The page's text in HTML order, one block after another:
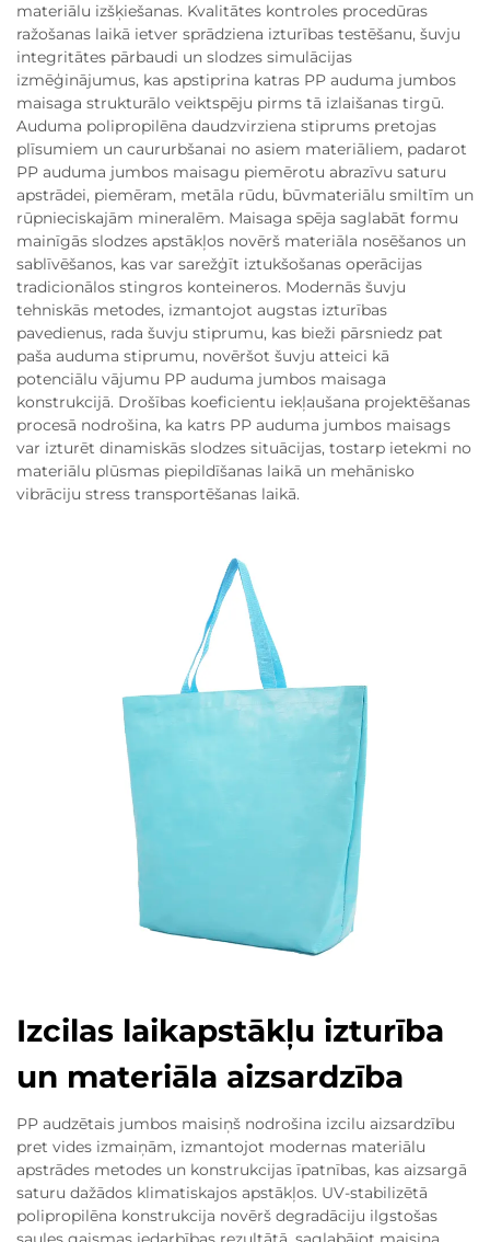
materiālu izšķiešanas. Kvalitātes kontroles procedūras
ražošanas laikā ietver sprādziena izturības testēšanu, šuvju
integritātes pārbaudi un slodzes simulācijas
izmēģinājumus, kas apstiprina katras PP auduma jumbos
maisaga strukturālo veiktspēju pirms tā izlaišanas tirgū.
Auduma polipropilēna daudzvirziena stiprums pretojas
plīsumiem un caururbšanai no asiem materiāliem, padarot
PP auduma jumbos maisagu piemērotu abrazīvu saturu
apstrādei, piemēram, metāla rūdu, būvmateriālu smiltīm un
rūpnieciskajām mineralēm. Maisaga spēja saglabāt formu
mainīgās slodzes apstākļos novērš materiāla nosēšanos un
sablīvēšanos, kas var sarežģīt iztukšošanas operācijas
tradicionālos stingros konteineros. Modernās šuvju
tehniskās metodes, izmantojot augstas izturības
pavedienus, rada šuvju stiprumu, kas bieži pārsniedz pat
paša auduma stiprumu, novēršot šuvju atteici kā
potenciālu vājumu PP auduma jumbos maisaga
konstrukcijā. Drošības koeficientu iekļaušana projektēšanas
procesā nodrošina, ka katrs PP auduma jumbos maisags
var izturēt dinamiskās slodzes situācijas, tostarp ietekmi no
materiālu plūsmas piepildīšanas laikā un mehānisko
vibrāciju stress transportēšanas laikā.
Izcilas laikapstākļu izturība
un materiāla aizsardzība
PP audzētais jumbos maisiņš nodrošina izcilu aizsardzību
pret vides izmaiņām, izmantojot modernas materiālu
apstrādes metodes un konstrukcijas īpatnības, kas aizsargā
saturu dažādos klimatiskajos apstākļos. UV-stabilizētā
polipropilēna konstrukcija novērš degradāciju ilgstošas